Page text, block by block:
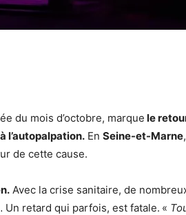
du mois d’octobre, marque le
l’autopalpation. En Seine-et-Marne
de cette cause.
Avec la crise sanitaire, de
retard qui parfois, est fatale. «